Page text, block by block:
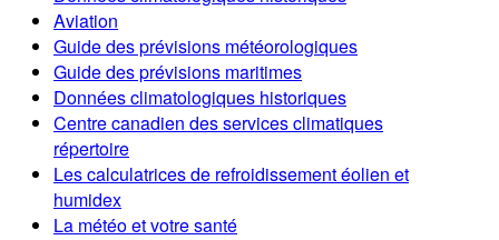
Aviation
Guide des prévisions météorologiques
Guide des prévisions maritimes
Données climatologiques historiques
Centre canadien des services climatiques
répertoire
Les calculatrices de refroidissement éolien et
humidex
La météo et votre santé